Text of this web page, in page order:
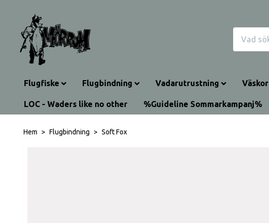
Flugfiske Flugbindning Vadarutrustning Väskor
LOC - Waders like no other %Guideline Sommarkampanj%
Hem Flugbindning Soft Fox